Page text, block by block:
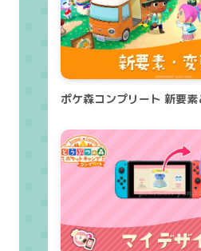
ポケ森コンプリート 新要